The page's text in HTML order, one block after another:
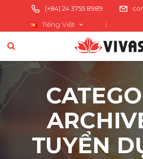
(+84) 24 3755 8989
Tiếng Việt
TUYỂN